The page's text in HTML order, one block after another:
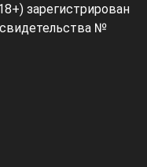
зарегистрирован
№